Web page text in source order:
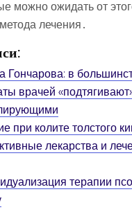
можно ожидать от
лечения․
Гончарова: в
врачей
при колите толстого
лекарства и
терапии